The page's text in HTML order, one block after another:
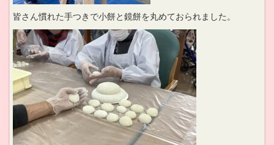
皆さん慣れた手つきで小餅と鏡餅を丸めておられました。